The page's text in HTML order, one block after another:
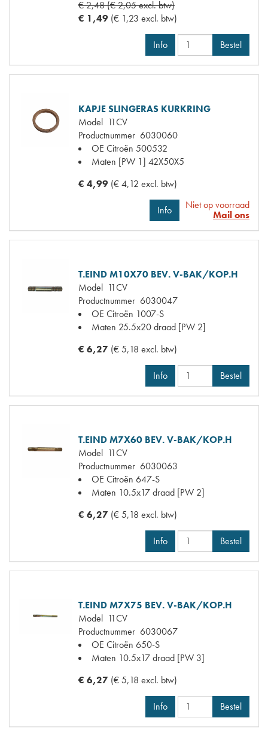
€ 2,48 (€ 2,05 excl. btw)
€ 1,49 (€ 1,23 excl. btw)
Info Bestel
KAPJE SLINGERAS KURKRING
Model 11CV
Productnummer 6030060
OE Citroën 500532
Maten [PW 1] 42X50X5
€ 4,99 (€ 4,12 excl. btw)
Info
Niet op voorraad
Mail ons
T.EIND M10X70 BEV. V-BAK/KOP.H
Model 11CV
Productnummer 6030047
OE Citroën 1007-S
Maten 25.5x20 draad [PW 2]
€ 6,27 (€ 5,18 excl. btw)
Info Bestel
T.EIND M7X60 BEV. V-BAK/KOP.H
Model 11CV
Productnummer 6030063
OE Citroën 647-S
Maten 10.5x17 draad [PW 2]
€ 6,27 (€ 5,18 excl. btw)
Info Bestel
T.EIND M7X75 BEV. V-BAK/KOP.H
Model 11CV
Productnummer 6030067
OE Citroën 650-S
Maten 10.5x17 draad [PW 3]
€ 6,27 (€ 5,18 excl. btw)
Info Bestel